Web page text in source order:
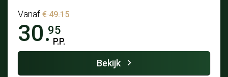
Vanaf € 49.15
30.95
P.P.
Bekijk